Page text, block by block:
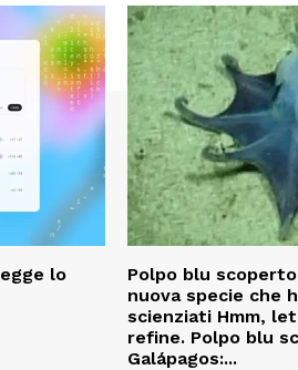
lo
Polpo blu
nuova specie che
scienziati Hmm,
refine. Polpo blu
Galápagos:...